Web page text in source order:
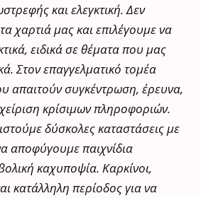
και ελεγκτική. Δεν
χαρτιά μας και επιλέγουμε να
ειδικά σε θέματα που μας
Στον επαγγελματικό τομέα
απαιτούν συγκέντρωση, έρευνα,
κρίσιμων πληροφοριών.
δύσκολες καταστάσεις με
αποφύγουμε παιχνίδια
καχυποψία. Καρκίνοι,
κατάλληλη περίοδος για να